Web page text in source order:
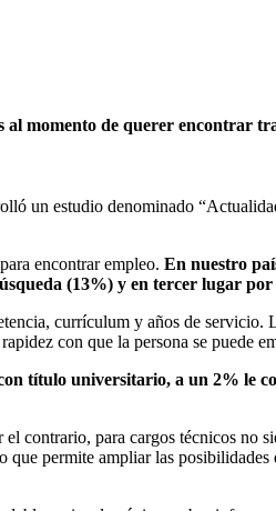
al momento de querer encontrar
un estudio denominado
encontrar empleo. En nuestro
(13%) y en tercer lugar
currículum y años de servicio.
con que la persona se puede
título universitario, a un 2% le
contrario, para cargos técnicos no
permite ampliar las